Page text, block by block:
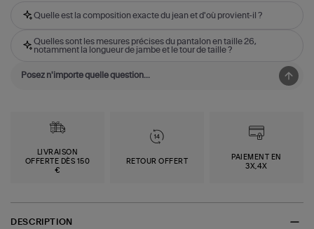
Quelle est la composition exacte du jean et d'où provient-il ?
Quelles sont les mesures précises du pantalon en taille 26,
notamment la longueur de jambe et le tour de taille ?
LIVRAISON
OFFERTE DÈS 150
€
RETOUR OFFERT
PAIEMENT EN
3X,4X
DESCRIPTION